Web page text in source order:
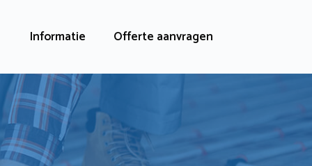
Informatie Offerte aanvragen